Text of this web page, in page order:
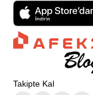
Takipte Kal